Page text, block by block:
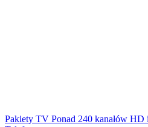
Pakiety TV Ponad 240 kanałów HD